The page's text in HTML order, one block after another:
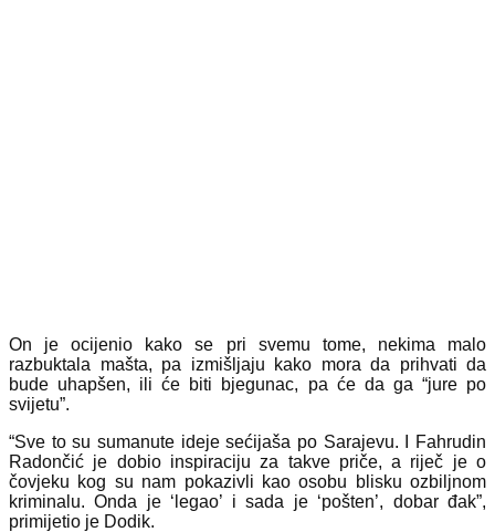
On je ocijenio kako se pri svemu tome, nekima malo
razbuktala mašta, pa izmišljaju kako mora da prihvati da
bude uhapšen, ili će biti bjegunac, pa će da ga “jure po
svijetu”.
“Sve to su sumanute ideje sećijaša po Sarajevu. I Fahrudin
Radončić je dobio inspiraciju za takve priče, a riječ je o
čovjeku kog su nam pokazivli kao osobu blisku ozbiljnom
kriminalu. Onda je ‘legao’ i sada je ‘pošten’, dobar đak”,
primijetio je Dodik.